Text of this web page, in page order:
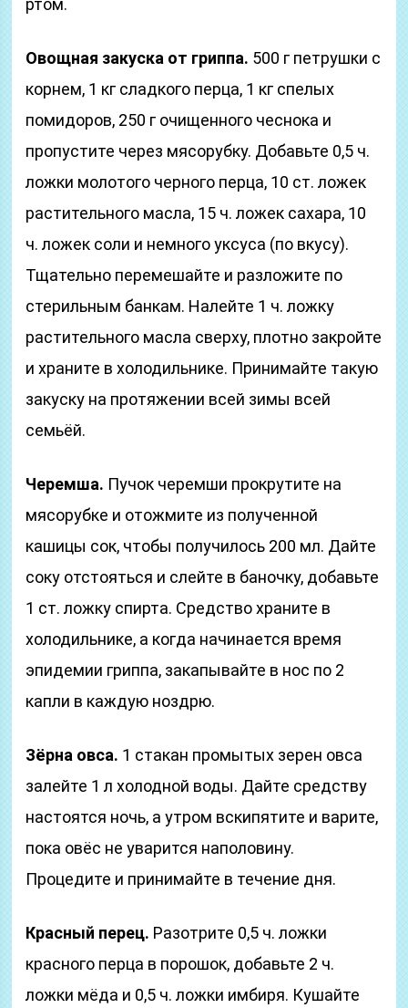
ртом.
Овощная закуска от гриппа. 500 г петрушки с
корнем, 1 кг сладкого перца, 1 кг спелых
помидоров, 250 г очищенного чеснока и
пропустите через мясорубку. Добавьте 0,5 ч.
ложки молотого черного перца, 10 ст. ложек
растительного масла, 15 ч. ложек сахара, 10
ч. ложек соли и немного уксуса (по вкусу).
Тщательно перемешайте и разложите по
стерильным банкам. Налейте 1 ч. ложку
растительного масла сверху, плотно закройте
и храните в холодильнике. Принимайте такую
закуску на протяжении всей зимы всей
семьёй.
Черемша. Пучок черемши прокрутите на
мясорубке и отожмите из полученной
кашицы сок, чтобы получилось 200 мл. Дайте
соку отстояться и слейте в баночку, добавьте
1 ст. ложку спирта. Средство храните в
холодильнике, а когда начинается время
эпидемии гриппа, закапывайте в нос по 2
капли в каждую ноздрю.
Зёрна овса. 1 стакан промытых зерен овса
залейте 1 л холодной воды. Дайте средству
настоятся ночь, а утром вскипятите и варите,
пока овёс не уварится наполовину.
Процедите и принимайте в течение дня.
Красный перец. Разотрите 0,5 ч. ложки
красного перца в порошок, добавьте 2 ч.
ложки мёда и 0,5 ч. ложки имбиря. Кушайте